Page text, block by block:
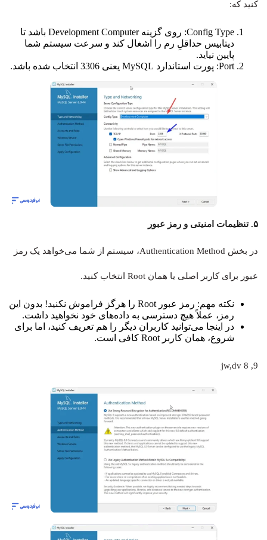
کنید که:
Config Type: روی گزینه Development Computer باشد تا
دیتابیس حداقلِ رم را اشغال کند و سرعت سیستم شما
پایین نیاید.
Port: پورت استاندارد MySQL یعنی 3306 انتخاب شده باشد.
۵. تنظیمات امنیتی و رمز عبور
در بخش Authentication Method، سیستم از شما می‌خواهد یک رمز
عبور برای کاربر اصلی یا همان Root انتخاب کنید.
نکته مهم: رمز عبور Root را هرگز فراموش نکنید! بدون این
رمز، عملاً هیچ دسترسی به داده‌های خود نخواهید داشت.
در اینجا می‌توانید کاربران دیگر را هم تعریف کنید، اما برای
شروع، همان کاربر Root کافی است.
jw,dv 8 ,9